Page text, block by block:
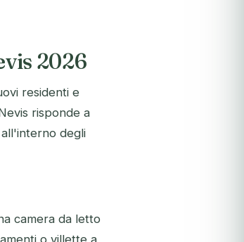
2026
residenti e
risponde a
degli
camera da letto
o villette a